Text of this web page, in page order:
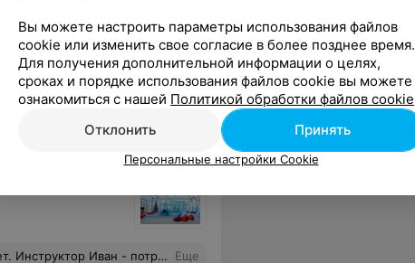
ещё раз здесь полетать. Еще
нашему Ивану! через неделю обещали повторить! Высший пилотаж!!! Еще
Вы можете настроить параметры использования файлов
cookie или изменить свое согласие в более позднее время.
Для получения дополнительной информации о целях,
сроках и порядке использования файлов cookie вы можете
ознакомиться с нашей Политикой обработки файлов cookie
Отклонить
Принять
Персональные настройки Cookie